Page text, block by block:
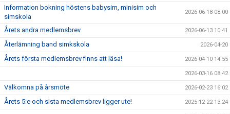
Information bokning höstens babysim, minisim och
simskola
2026-06-18 08:00
Årets andra medlemsbrev 2026-06-13 10:41
Återlämning band simkskola 2026-04-20
Årets första medlemsbrev finns att läsa! 2026-04-10 14:55
2026-03-16 08:42
Välkomna på årsmöte 2026-02-23 16:02
Årets 5:e och sista medlemsbrev ligger ute! 2025-12-22 13:24